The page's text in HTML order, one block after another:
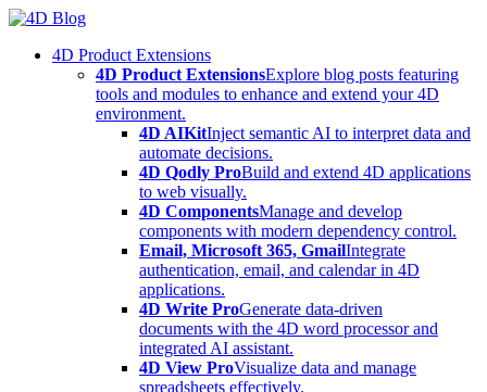
Skip
content4D Product Extensions
4D Product ExtensionsExplore blog posts featuring
tools and modules to enhance and extend your 4D
environment.
4D AIKitInject semantic AI to interpret data and
automate decisions.
4D Qodly ProBuild and extend 4D applications
to web visually.
4D ComponentsManage and develop
components with modern dependency control.
Email, Microsoft 365, GmailIntegrate
authentication, email, and calendar in 4D
applications.
4D Write ProGenerate data-driven
documents with the 4D word processor and
integrated AI assistant.
4D View ProVisualize data and manage
spreadsheets effectively.